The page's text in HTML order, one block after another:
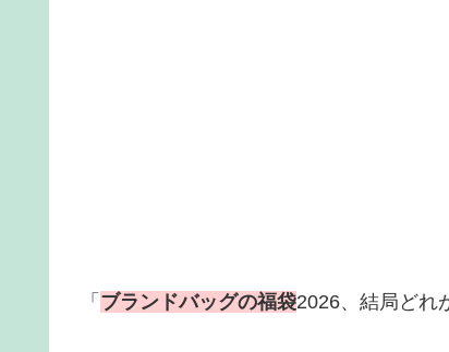
「 ブランドバッグの福袋2026、結局どれ